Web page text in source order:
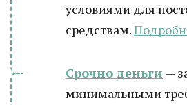
условиями для
средствам.
Срочно деньги —
минимальными